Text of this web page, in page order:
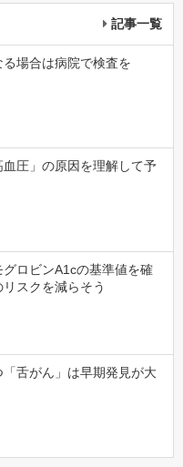
記事一覧
場合は病院で検査を
圧」の原因を理解して予
ロビンA1cの基準値を確
スクを減らそう
舌がん」は早期発見が大